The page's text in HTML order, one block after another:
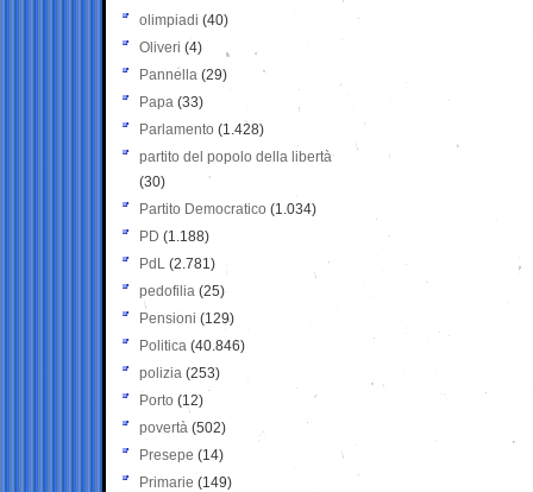
olimpiadi (40)
Oliveri (4)
Pannella (29)
Papa (33)
Parlamento (1.428)
partito del popolo della libertà
(30)
Partito Democratico (1.034)
PD (1.188)
PdL (2.781)
pedofilia (25)
Pensioni (129)
Politica (40.846)
polizia (253)
Porto (12)
povertà (502)
Presepe (14)
Primarie (149)